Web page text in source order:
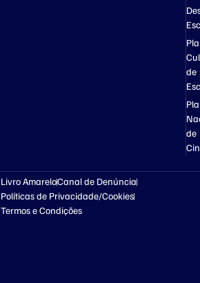
de
de
Livro AmareloCanal de Denúncia
Políticas de Privacidade/Cookies
Termos e Condições